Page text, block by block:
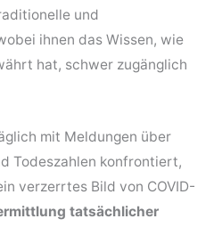
und
ihnen das Wissen, wie
hat, schwer zugänglich
mit Meldungen über
Todeszahlen konfrontiert,
verzerrtes Bild von COVID-
tatsächlicher